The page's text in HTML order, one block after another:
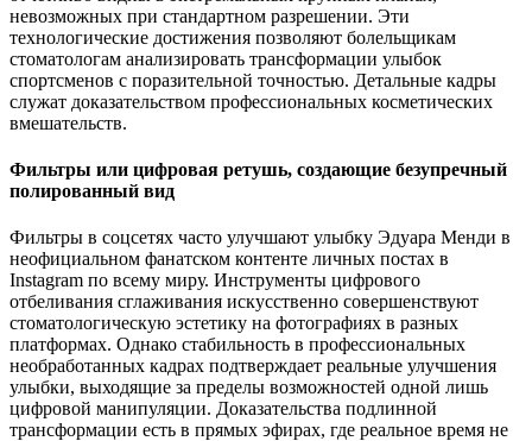
невозможных при стандартном разрешении. Эти
технологические достижения позволяют болельщикам
стоматологам анализировать трансформации улыбок
спортсменов с поразительной точностью. Детальные кадры
служат доказательством профессиональных косметических
вмешательств.
Фильтры или цифровая ретушь, создающие безупречный
полированный вид
Фильтры в соцсетях часто улучшают улыбку Эдуара Менди в
неофициальном фанатском контенте личных постах в
Instagram по всему миру. Инструменты цифрового
отбеливания сглаживания искусственно совершенствуют
стоматологическую эстетику на фотографиях в разных
платформах. Однако стабильность в профессиональных
необработанных кадрах подтверждает реальные улучшения
улыбки, выходящие за пределы возможностей одной лишь
цифровой манипуляции. Доказательства подлинной
трансформации есть в прямых эфирах, где реальное время не